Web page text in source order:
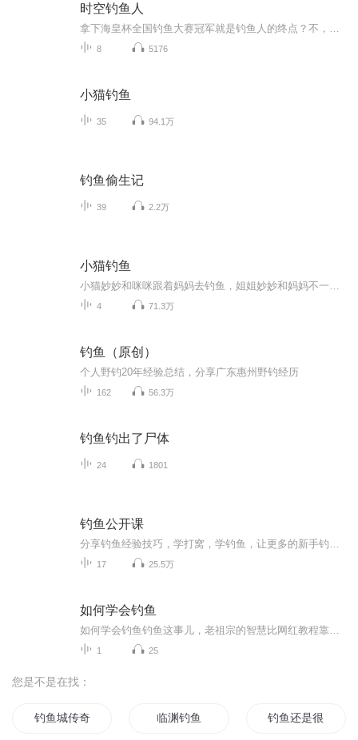
时空钓鱼人
8 5176
小猫钓鱼
35 94.1万
钓鱼偷生记
39 2.2万
小猫钓鱼
4 71.3万
钓鱼（原创）
个人野钓20年经验总结，分享广东惠州野钓经历
162 56.3万
钓鱼钓出了尸体
24 1801
钓鱼公开课
17 25.5万
如何学会钓鱼
1 25
您是不是在找：
钓鱼城传奇 临渊钓鱼 钓鱼还是很有钱